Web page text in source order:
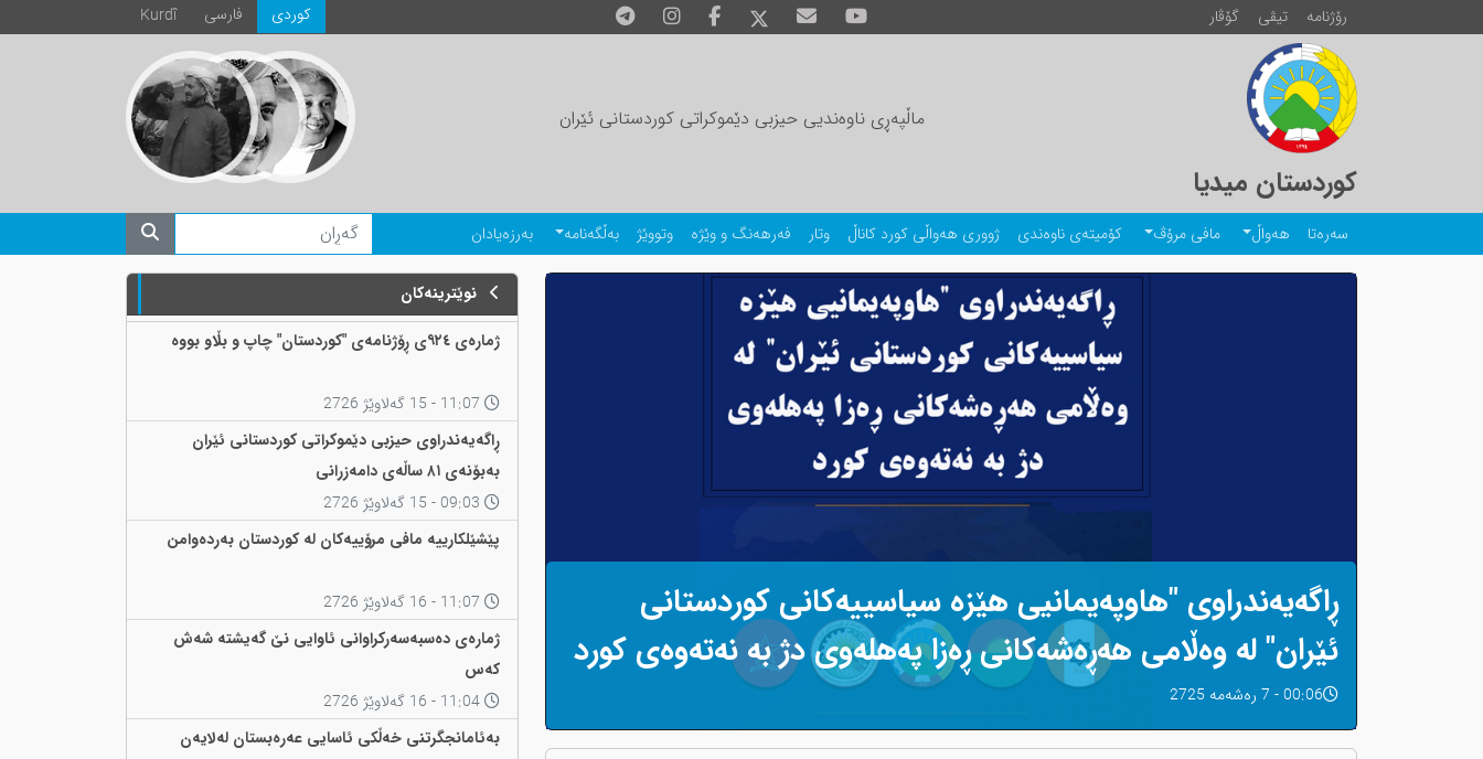
رۆژنامە تیڤی گۆڤار Kurdî فارسی كوردی
کوردستان میدیا
ماڵپەڕی ناوەندیی حیزبی دێموکراتی کوردستانی ئێران
سەرەتا هەواڵ مافی مرۆڤ کۆمیتەی ناوەندی ژووری هەواڵی کورد کاناڵ وتار فەرهەنگ و وێژە وتووێژ بەڵگەنامە بەرزەیادان
ڕاگەیەندراوی "هاوپەیمانیی هێزە سیاسییەکانی کوردستانی
ئێران" لە وەڵامی هەڕەشەکانی ڕەزا پەهلەوی دژ بە نەتەوەی کورد
00:06 - 7 رەشەمه 2725
نوێترینەکان
ژمارەی ٩٢٤ی ڕۆژنامەی "کوردستان" چاپ و بڵاو بووە
ڕاگەیەندراوی حیزبی دێموکراتی کوردستانی ئێران
بەبۆنەی ٨١ ساڵەی دامەزرانی
پێشێلکارییە مافی مرۆییەکان لە کوردستان بەردەوامن
ژمارەی دەسبەسەرکراوانی ئاوایی نێ گەیشتە شەش
کەس
بەئامانجگرتنی خەڵکی ئاسایی عەرەبستان لەلایەن